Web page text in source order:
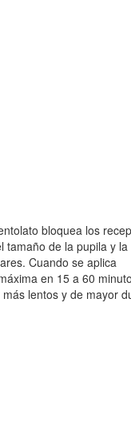
bloquea los
tamaño de la pupila y
Cuando se aplica
en 15 a 60
lentos y de mayor